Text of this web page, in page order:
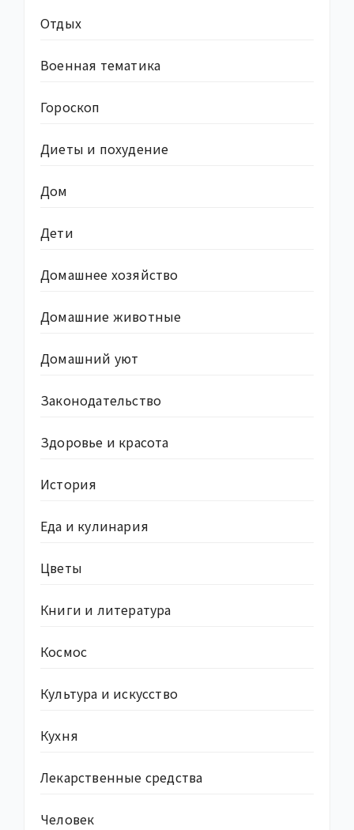
Отдых
Военная тематика
Гороскоп
Диеты и похудение
Дом
Дети
Домашнее хозяйство
Домашние животные
Домашний уют
Законодательство
Здоровье и красота
История
Еда и кулинария
Цветы
Книги и литература
Космос
Культура и искусство
Кухня
Лекарственные средства
Человек